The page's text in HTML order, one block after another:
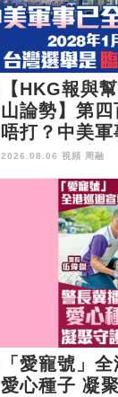
【HKG報與
山論勢】第
唔打？中美
8年1月台灣選
2026.08.06 視頻 周融
「愛寵號」
愛心種子 凝